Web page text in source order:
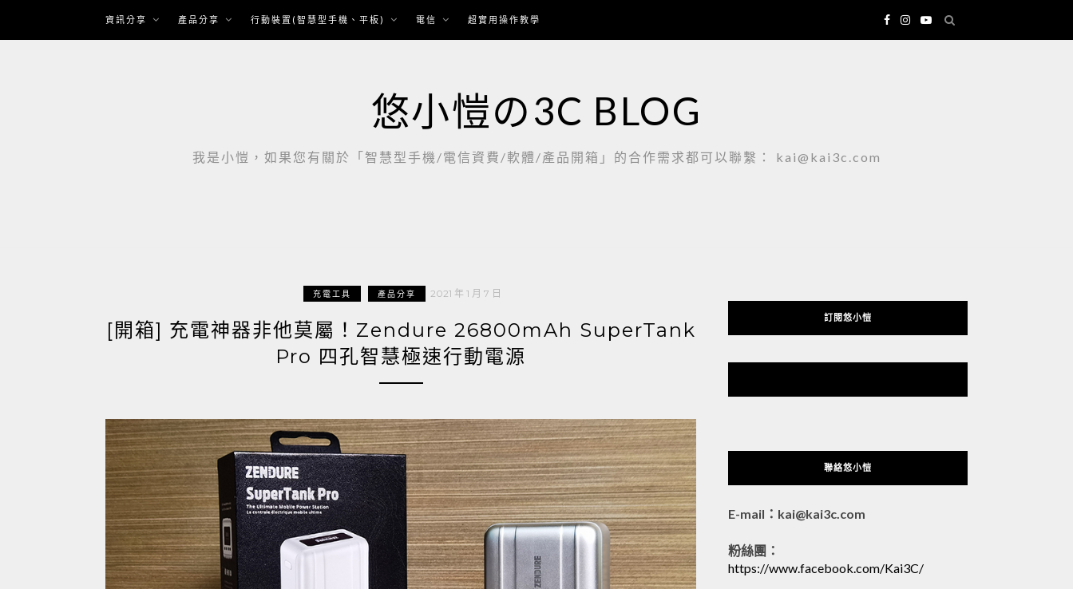
content
資訊分享 產品分享 行動裝置(智慧型手機、平板) 電信 超實用操作教學
悠小愷の3C BLOG
我是小愷，如果您有關於「智慧型手機/電信資費/軟體/產品開箱」的合作需求都可以聯繫： kai@kai3c.com
充電工具 產品分享 2021 年 1 月 7 日
[開箱] 充電神器非他莫屬！Zendure 26800mAh SuperTank
Pro 四孔智慧極速行動電源
訂閱悠小愷
聯絡悠小愷
E-mail：kai@kai3c.com
粉絲團：
https://www.facebook.com/Kai3C/